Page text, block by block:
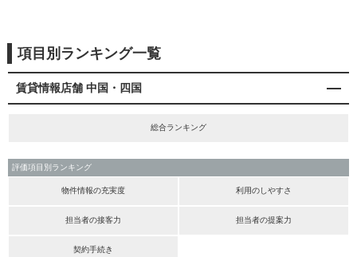
項目別ランキング一覧
賃貸情報店舗 中国・四国
総合ランキング
評価項目別ランキング
物件情報の充実度 利用のしやすさ
担当者の接客力 担当者の提案力
契約手続き